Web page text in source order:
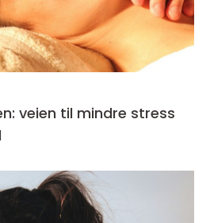
veien til mindre stress